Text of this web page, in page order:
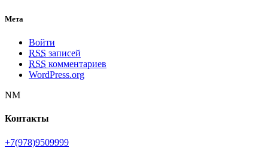
Мета
Войти
RSS записей
RSS комментариев
WordPress.org
NM
Контакты
+7(978)9509999